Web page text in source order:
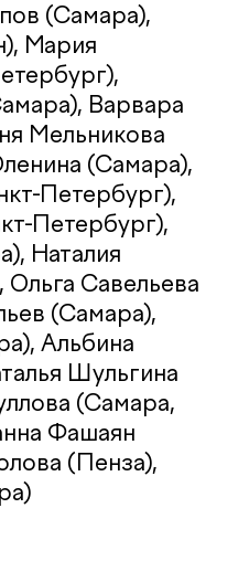
(Самара),
Мария
Варвара
Мельникова
(Самара),
Петербург),
Петербург),
Наталия
Савельева
(Самара),
Альбина
Шульгина
(Самара,
Фашаян
(Пенза),